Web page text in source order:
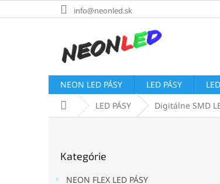
na
info@neonled.sk
NEON LED PÁSY LED PÁSY
DomovLED PÁSY Digitálne SMD
kategórie
Kategórie
NEON FLEX LED PÁSY